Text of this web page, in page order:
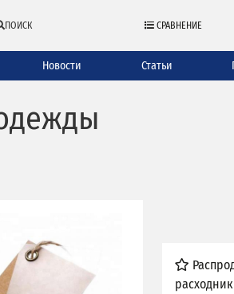
ПОИСК СРАВНЕНИЕ
Новости Статьи